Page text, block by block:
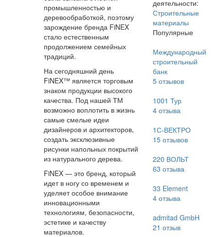
промышленностью и
деревообработкой, поэтому
зарождение бренда FiNEX
стало естественным
продолжением семейных
традиций.
На сегодняшний день
FiNEX™ является торговым
знаком продукции высокого
качества. Под нашей ТМ
возможно воплотить в жизнь
самые смелые идеи
дизайнеров и архитекторов,
создать эксклюзивные
рисунки напольных покрытий
из натурального дерева.
FiNEX — это бренд, который
идет в ногу со временем и
уделяет особое внимание
инновационными
технологиям, безопасности,
эстетике и качеству
материалов.
деятельности:
Строительные
материалы
Популярные
Международный
строительный
банк
5отзывов
1001 Тур
4отзыва
1С-ВЕКТРО
15отзывов
220 ВОЛЬТ
63 отзыва
33 Element
4отзыва
admitad GmbH
21 отзыв